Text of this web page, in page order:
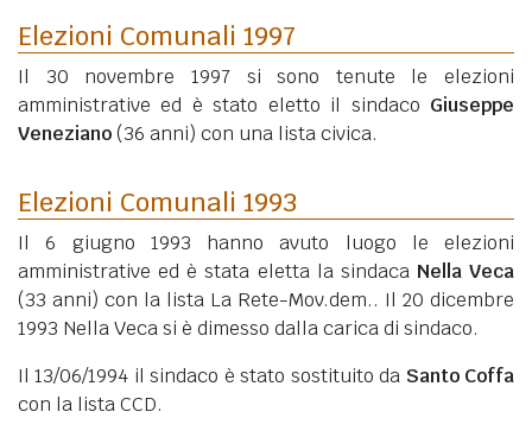
Elezioni Comunali 1997
Il 30 novembre 1997 si sono tenute le elezioni
amministrative ed è stato eletto il sindaco Giuseppe
Veneziano(36 anni) con una lista civica.
Elezioni Comunali 1993
Il 6 giugno 1993 hanno avuto luogo le elezioni
amministrative ed è stata eletta la sindaca Nella Veca
(33 anni) con la lista La Rete-Mov.dem.. Il 20 dicembre
1993 Nella Veca si è dimesso dalla carica di sindaco.
Il 13/06/1994 il sindaco è stato sostituito da Santo Coffa
con la lista CCD.